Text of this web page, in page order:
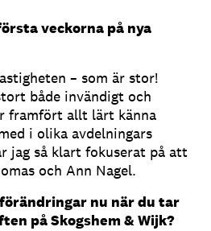
veckorna på nya
– som är stor!
både invändigt och
framfört allt lärt känna
i olika avdelningars
jag så klart fokuserat på att
och Ann Nagel.
nu när du tar
på Skogshem & Wijk?